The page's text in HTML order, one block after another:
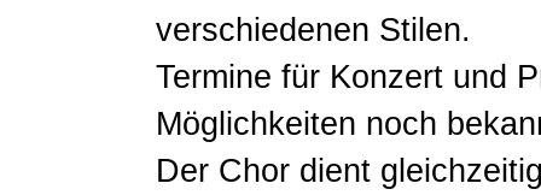
verschiedenen Stilen.
Termine für Konzert und
Möglichkeiten noch
Der Chor dient